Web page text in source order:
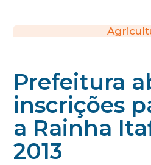
Prefeitura
inscrições
a Rainha
2013